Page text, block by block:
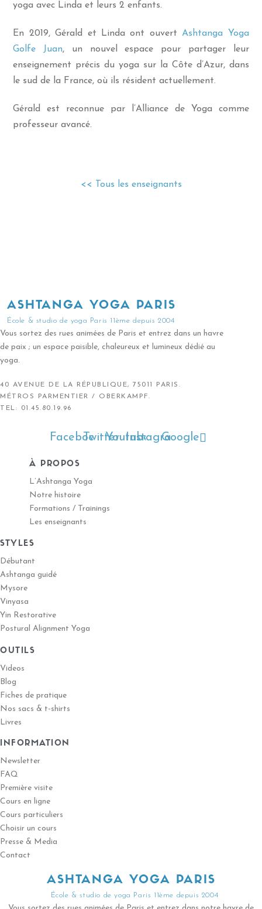
yoga avec Linda et leurs 2 enfants.
En 2019, Gérald et Linda ont ouvertAshtanga Yoga
Golfe Juan, un nouvel espace pour partager leur
enseignement précis du yoga sur la Côte d’Azur, dans
le sud de la France, où ils résident actuellement.
Gérald est reconnue par l’Alliance de Yoga comme
professeur avancé.
<< Tous les enseignants
ASHTANGA YOGA PARIS
École & studio de yoga Paris 11ème depuis 2004
Vous sortez des rues animées de Paris et entrez dans un havre
de paix ; un espace paisible, chaleureux et lumineux dédié au
yoga.
40 AVENUE DE LA RÉPUBLIQUE, 75011 PARIS.
MÉTROS PARMENTIER / OBERKAMPF.
TEL: 01.45.80.19.96
FacebookTwitterYoutube
Instagram
Google
À PROPOS
L’Ashtanga Yoga
Notre histoire
Formations / Trainings
Les enseignants
STYLES
Débutant
Ashtanga guidé
Mysore
Vinyasa
Yin Restorative
Postural Alignment Yoga
OUTILS
Videos
Blog
Fiches de pratique
Nos sacs & t-shirts
Livres
INFORMATION
Newsletter
FAQ
Première visite
Cours en ligne
Cours particuliers
Choisir un cours
Presse & Media
Contact
ASHTANGA YOGA PARIS
École & studio de yoga Paris 11ème depuis 2004